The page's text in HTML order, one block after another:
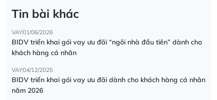
Tin bài khác
VAY01/06/2026
BIDV triển khai gói vay ưu đãi “ngôi nhà đầu tiên” dành cho
khách hàng cá nhân
VAY04/12/2025
BIDV triển khai gói vay ưu đãi dành cho khách hàng cá nhân
năm 2026